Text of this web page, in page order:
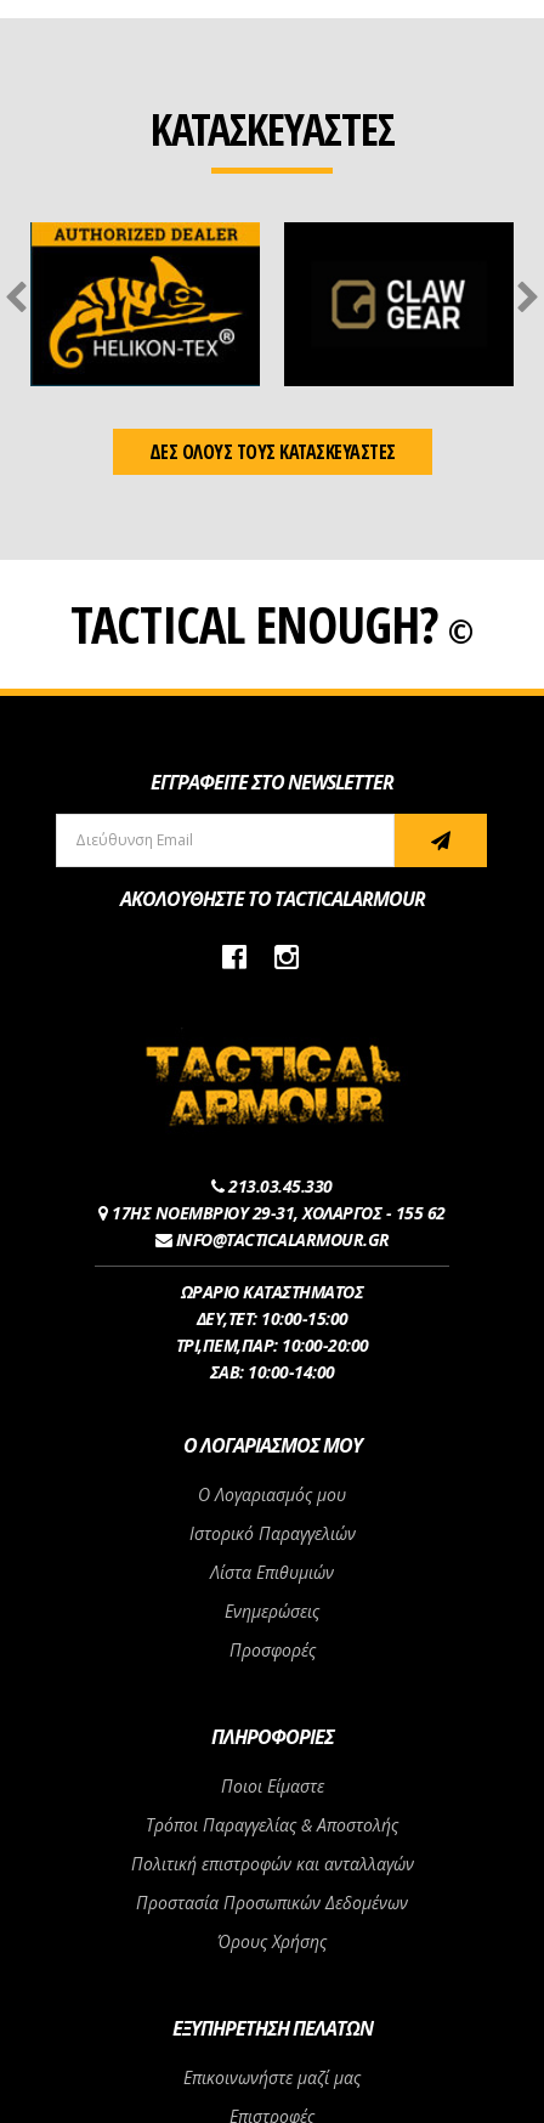
ΚΑΤΑΣΚΕΥΑΣΤΕΣ
ΔΕΣ ΟΛΟΥΣ ΤΟΥΣ ΚΑΤΑΣΚΕΥΑΣΤΕΣ
TACTICAL ENOUGH? ©
ΕΓΓΡΑΦΕΙΤΕ ΣΤΟ NEWSLETTER
ΑΚΟΛΟΥΘΗΣΤΕ ΤΟ TACTICALARMOUR
213.03.45.330
17ΗΣ ΝΟΕΜΒΡΙΟΥ 29-31, ΧΟΛΑΡΓΟΣ - 155 62
INFO@TACTICALARMOUR.GR
ΩΡΑΡΙΟ ΚΑΤΑΣΤΗΜΑΤΟΣ
ΔEY,ΤET: 10:00-15:00
ΤΡI,ΠΕM,ΠΑΡ: 10:00-20:00
ΣΑΒ: 10:00-14:00
Ο ΛΟΓΑΡΙΑΣΜΌΣ ΜΟΥ
Ο Λογαριασμός μου
Ιστορικό Παραγγελιών
Λίστα Επιθυμιών
Ενημερώσεις
Προσφορές
ΠΛΗΡΟΦΟΡΊΕΣ
Ποιοι Είμαστε
Τρόποι Παραγγελίας & Αποστολής
Πολιτική επιστροφών και ανταλλαγών
Προστασία Προσωπικών Δεδομένων
Όρους Χρήσης
ΕΞΥΠΗΡΈΤΗΣΗ ΠΕΛΑΤΏΝ
Επικοινωνήστε μαζί μας
Επιστροφές